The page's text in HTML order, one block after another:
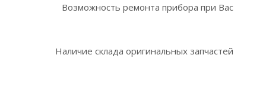
Возможность ремонта прибора при Вас
Наличие склада оригинальных запчастей